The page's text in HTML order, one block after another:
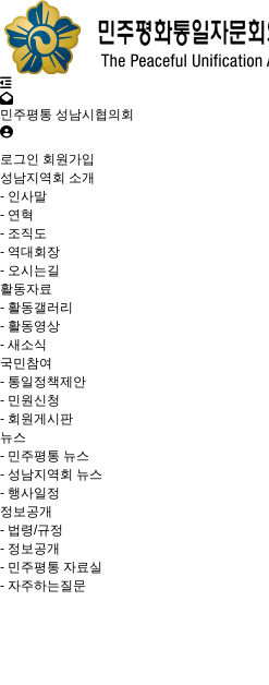
민주평통 성남시협의회
로그인 회원가입
성남지역회 소개
- 인사말
- 연혁
- 조직도
- 역대회장
- 오시는길
활동자료
- 활동갤러리
- 활동영상
- 새소식
국민참여
- 통일정책제안
- 민원신청
- 회원게시판
뉴스
- 민주평통 뉴스
- 성남지역회 뉴스
- 행사일정
정보공개
- 법령/규정
- 정보공개
- 민주평통 자료실
- 자주하는질문